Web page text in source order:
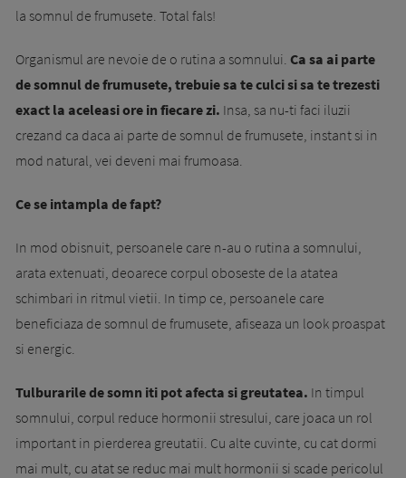
la somnul de frumusete. Total fals!
Organismul are nevoie de o rutina a somnului. Ca sa ai parte
de somnul de frumusete, trebuie sa te culci si sa te trezesti
exact la aceleasi ore in fiecare zi. Insa, sa nu-ti faci iluzii
crezand ca daca ai parte de somnul de frumusete, instant si in
mod natural, vei deveni mai frumoasa.
Ce se intampla de fapt?
In mod obisnuit, persoanele care n-au o rutina a somnului,
arata extenuati, deoarece corpul oboseste de la atatea
schimbari in ritmul vietii. In timp ce, persoanele care
beneficiaza de somnul de frumusete, afiseaza un look proaspat
si energic.
Tulburarile de somn iti pot afecta si greutatea. In timpul
somnului, corpul reduce hormonii stresului, care joaca un rol
important in pierderea greutatii. Cu alte cuvinte, cu cat dormi
mai mult, cu atat se reduc mai mult hormonii si scade pericolul